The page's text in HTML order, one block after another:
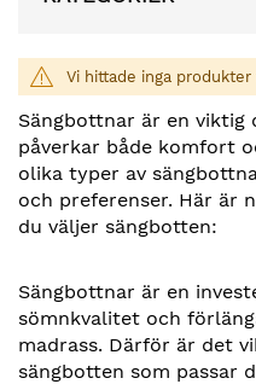
Vi hittade inga
Sängbottnar är en viktig
påverkar både komfort
olika typer av
och preferenser. Här är
du väljer sängbotten:
Sängbottnar är en
sömnkvalitet och
madrass. Därför är det
sängbotten som passar